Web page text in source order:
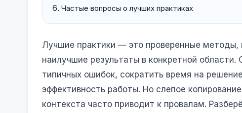
Частые вопросы о лучших практиках
Лучшие практики — это проверенные методы,
наилучшие результаты в конкретной
типичных ошибок, сократить время на
эффективность работы. Но слепое
контекста часто приводит к провалам.